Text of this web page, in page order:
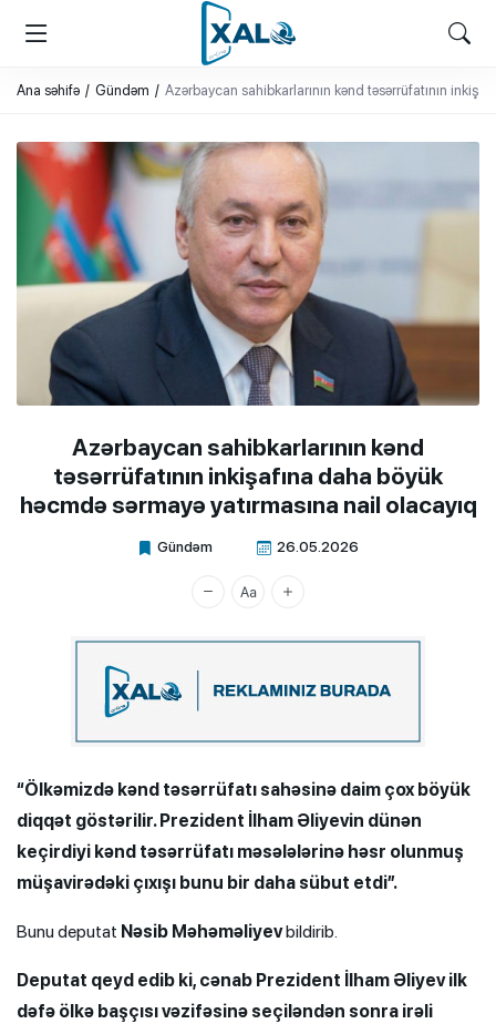
XALQ.ONLINE
ONLAYN PLATFORMA
Ana səhifə Gündəm Azərbaycan sahibkarlarının kənd təsərrüfatının
Azərbaycan sahibkarlarının kənd
təsərrüfatının inkişafına daha böyük
həcmdə sərmayə yatırmasına nail olacayıq
Gündəm 26.05.2026
Xalq.Online
“Ölkəmizdə kənd təsərrüfatı sahəsinə daim çox böyük
diqqət göstərilir. Prezident İlham Əliyevin dünən
keçirdiyi kənd təsərrüfatı məsələlərinə həsr olunmuş
müşavirədəki çıxışı bunu bir daha sübut etdi”.
Bunu deputat Nəsib Məhəməliyevbildirib.
Deputat qeyd edib ki, cənab Prezident İlham Əliyev ilk
dəfə ölkə başçısı vəzifəsinə seçiləndən sonra irəli